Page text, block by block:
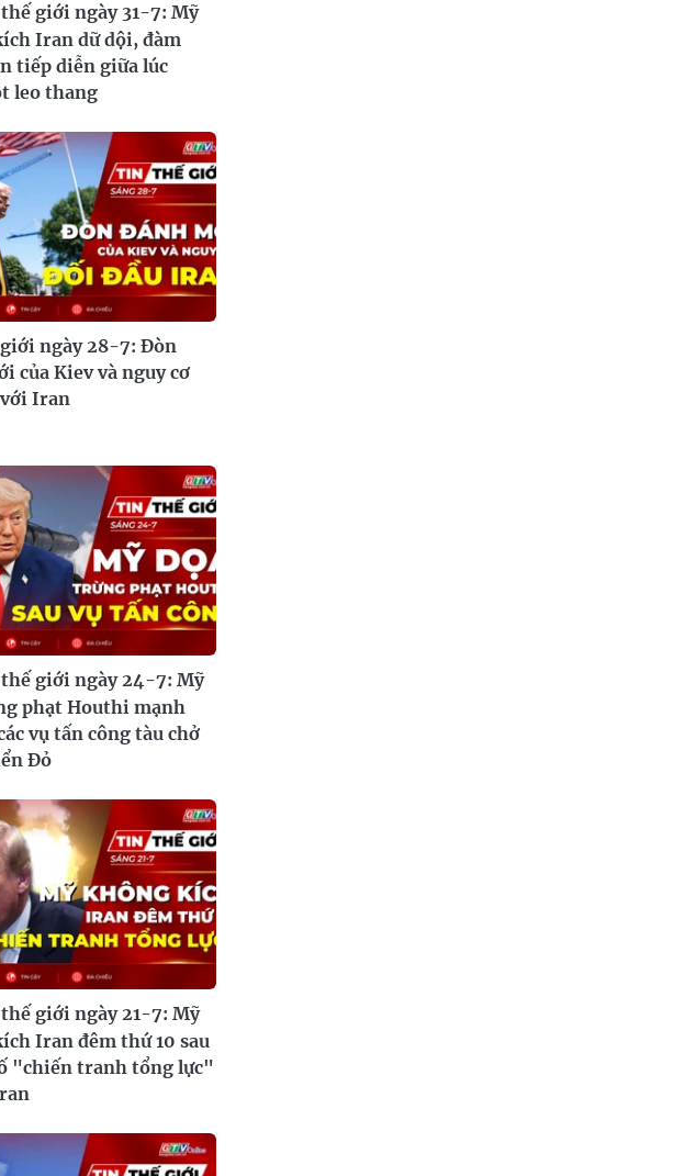
giới ngày 31-7: Mỹ
Iran dữ dội, đàm
tiếp diễn giữa lúc
leo thang
ngày 28-7: Đòn
của Kiev và nguy cơ
Iran
giới ngày 24-7: Mỹ
phạt Houthi mạnh
vụ tấn công tàu chở
Đỏ
giới ngày 21-7: Mỹ
Iran đêm thứ 10 sau
"chiến tranh tổng lực"